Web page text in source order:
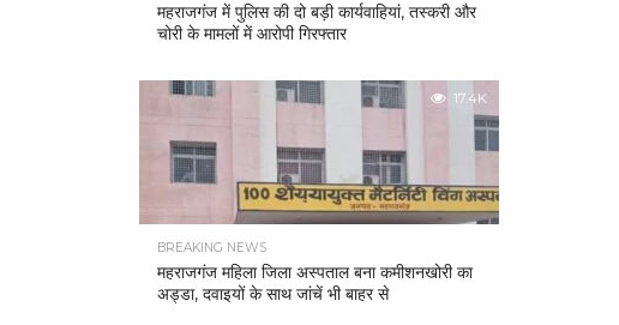
महराजगंज में पुलिस की दो बड़ी कार्यवाहियां, तस्करी और
चोरी के मामलों में आरोपी गिरफ्तार
17.4K
BREAKING NEWS
महराजगंज महिला जिला अस्पताल बना कमीशनखोरी का
अड्डा, दवाइयों के साथ जांचें भी बाहर से